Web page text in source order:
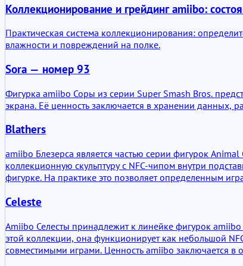
Коллекционирование и грейдинг amiibo:
Практическая система коллекционирования:
влажности и повреждений на полке.
Sora — номер 93
Фигурка amiibo Соры из серии Super Smash Bros.
экрана. Её ценность заключается в хранении данных,
Blathers
amiibo Блезерса является частью серии фигурок
коллекционную скульптуру с NFC-чипом внутри
фигурке. На практике это позволяет определенным
Celeste
Amiibo Селесты принадлежит к линейке фигурок
этой коллекции, она функционирует как небольшой
совместимыми играми. Ценность amiibo заключается